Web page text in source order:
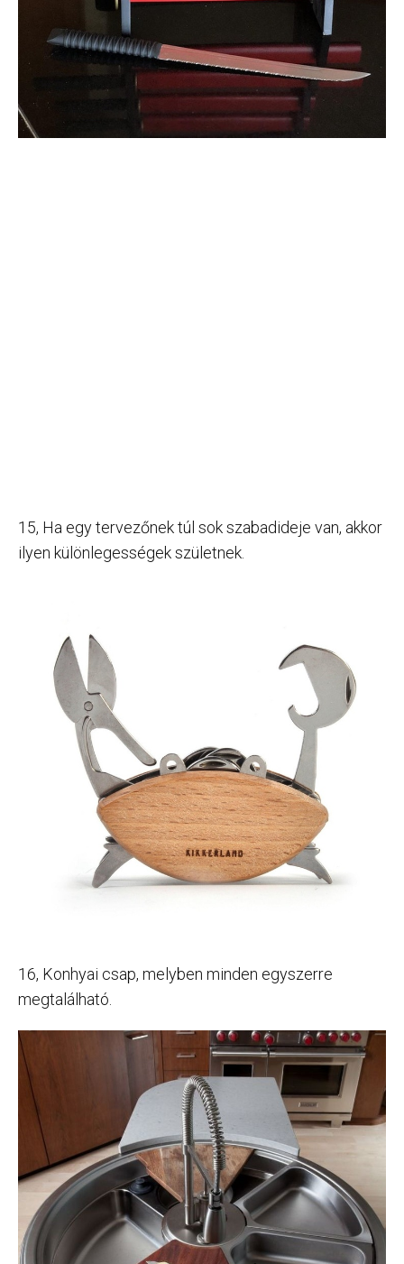
15, Ha egy tervezőnek túl sok szabadideje van, akkor
ilyen különlegességek születnek.
16, Konhyai csap, melyben minden egyszerre
megtalálható.